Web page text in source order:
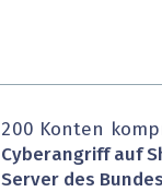
200 Konten
Cyberangriff auf
Server des Bundes